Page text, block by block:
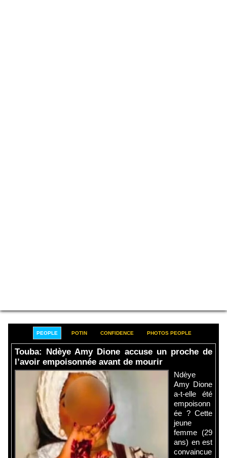
PEOPLE POTIN CONFIDENCE PHOTOS PEOPLE
Touba: Ndèye Amy Dione accuse un proche de
l’avoir empoisonnée avant de mourir
Ndèye
Amy Dione
a-t-elle été
empoisonn
ée ? Cette
jeune
femme (29
ans) en est
convaincue